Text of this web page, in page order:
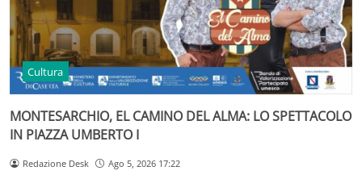
Cultura
MONTESARCHIO, EL CAMINO DEL ALMA: LO SPETTACOLO
IN PIAZZA UMBERTO I
Redazione Desk Ago 5, 2026 17:22